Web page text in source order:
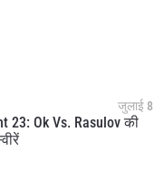
जुलाई 8
23: Ok Vs. Rasulov की
agreeing to our
information
unsubscribe from
any time.